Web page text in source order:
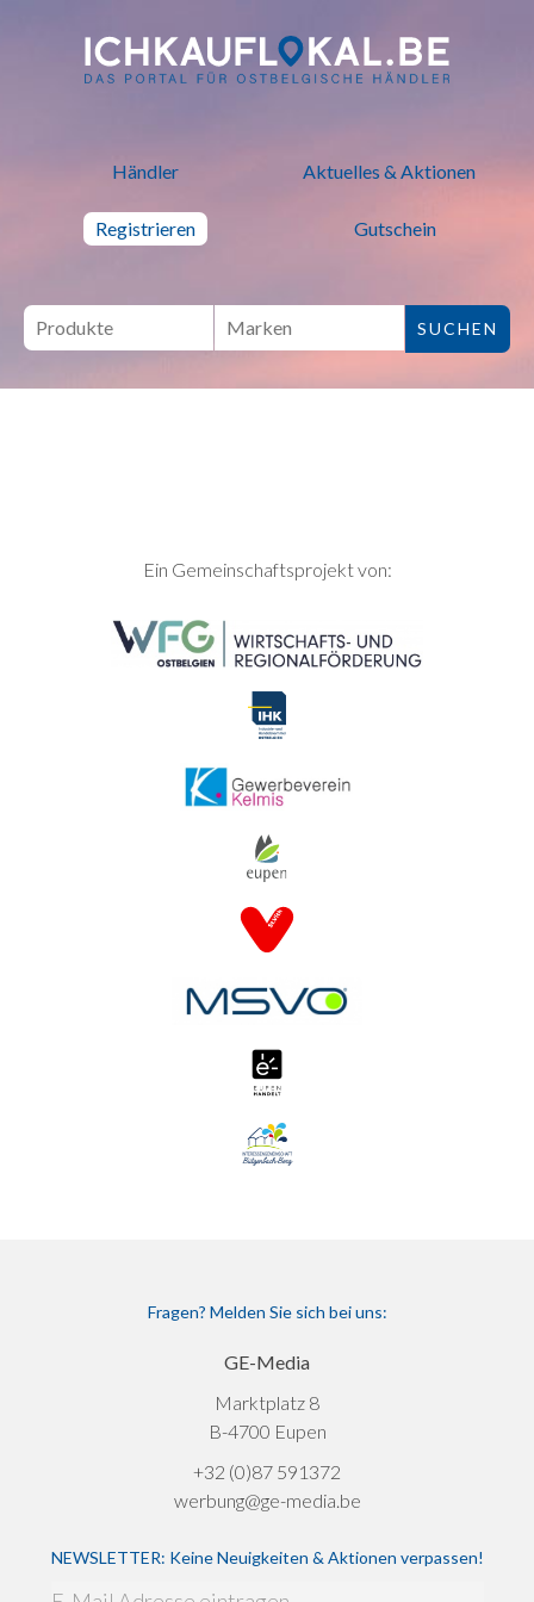
ich kauf lokal - Bei lokalen
Händler Aktuelles & Aktionen
Registrieren Gutschein
SEITENFUSSEin Gemeinschaftsprojekt von:
Fragen? Melden Sie sich bei uns:
GE-Media
Marktplatz 8
B-4700 Eupen
+32 (0)87 591372
werbung@ge-media.be
NEWSLETTER: Keine Neuigkeiten & Aktionen verpassen!